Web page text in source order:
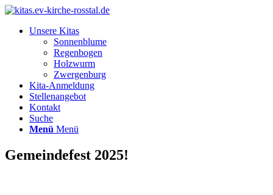
Unsere Kitas
Sonnenblume
Regenbogen
Holzwurm
Zwergenburg
Kita-Anmeldung
Stellenangebot
Kontakt
Suche
Menü Menü
Gemeindefest 2025!